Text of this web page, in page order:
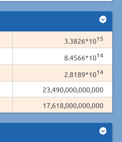
3.3826*1015
8.4566*1014
2.8189*1014
23,490,000,000,000
17,618,000,000,000